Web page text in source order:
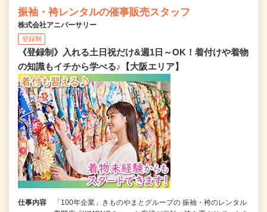
振袖・袴レンタルの催事販売スタッフ
株式会社アニバーサリー
登録制
《登録制》入れる土日祝だけ&週1日～OK！着付けや着物
の知識もイチから学べる♪【大阪エリア】
仕事内容
「100年企業」きものやまとグループの 振袖・袴のレンタル